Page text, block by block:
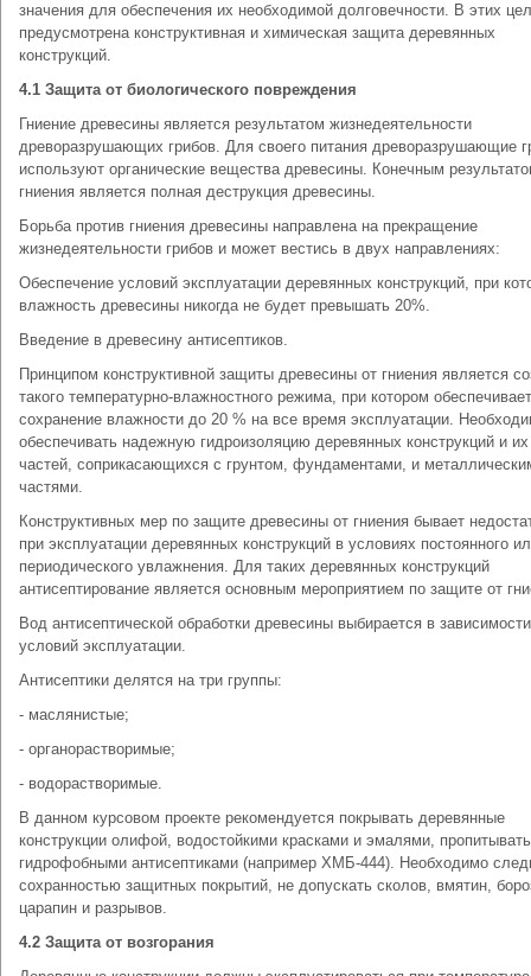
значения для обеспечения их необходимой долговечности. В этих
предусмотрена конструктивная и химическая защита деревянных
конструкций.
4.1 Защита от биологического повреждения
Гниение древесины является результатом жизнедеятельности
древоразрушающих грибов. Для своего питания древоразрушающие
используют органические вещества древесины. Конечным
гниения является полная деструкция древесины.
Борьба против гниения древесины направлена на прекращение
жизнедеятельности грибов и может вестись в двух направлениях:
Обеспечение условий эксплуатации деревянных конструкций, при
влажность древесины никогда не будет превышать 20%.
Введение в древесину антисептиков.
Принципом конструктивной защиты древесины от гниения является
такого температурно-влажностного режима, при котором
сохранение влажности до 20 % на все время эксплуатации.
обеспечивать надежную гидроизоляцию деревянных конструкций и их
частей, соприкасающихся с грунтом, фундаментами, и
частями.
Конструктивных мер по защите древесины от гниения бывает
при эксплуатации деревянных конструкций в условиях постоянного
периодического увлажнения. Для таких деревянных конструкций
антисептирование является основным мероприятием по защите от
Вод антисептической обработки древесины выбирается в
условий эксплуатации.
Антисептики делятся на три группы:
- маслянистые;
- органорастворимые;
- водорастворимые.
В данном курсовом проекте рекомендуется покрывать деревянные
конструкции олифой, водостойкими красками и эмалями, пропитывать
гидрофобными антисептиками (например ХМБ-444). Необходимо
сохранностью защитных покрытий, не допускать сколов, вмятин,
царапин и разрывов.
4.2 Защита от возгорания